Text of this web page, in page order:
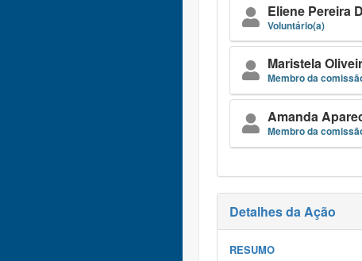
Eliene Pereira
Voluntário(a)
Maristela
Membro da
Amanda
Membro da
Detalhes da Ação
RESUMO